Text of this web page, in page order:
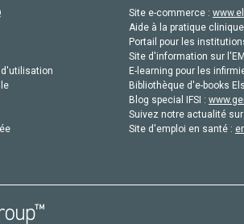
Site e-commerce :
Aide à la pratique
Portail pour les
Site d'information sur
E-learning pour les
Bibliothèque d'e-books
Blog special IFSI :
Suivez notre actualité
Site d'emploi en santé :